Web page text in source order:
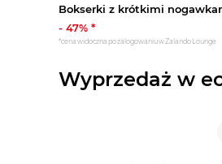
- 47% *
*cena widoczna po zalogowaniu w Zalando Lounge
Wyprzedaż w